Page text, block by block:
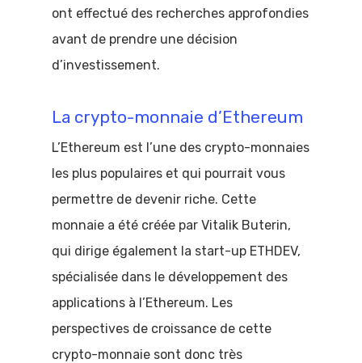
ont effectué des recherches approfondies
avant de prendre une décision
d’investissement.
La crypto-monnaie d’Ethereum
L’Ethereum est l’une des crypto-monnaies
les plus populaires et qui pourrait vous
permettre de devenir riche. Cette
monnaie a été créée par Vitalik Buterin,
qui dirige également la start-up ETHDEV,
spécialisée dans le développement des
applications à l’Ethereum. Les
perspectives de croissance de cette
crypto-monnaie sont donc très